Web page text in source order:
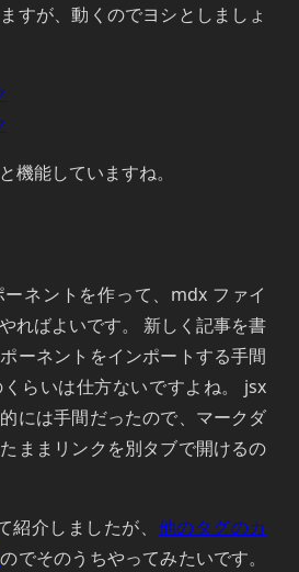
すが、動くのでヨシとしましょ
機能していますね。
ネントを作って、mdx ファイ
ればよいです。 新しく記事を書
ーネントをインポートする手間
らいは仕方ないですよね。 jsx
には手間だったので、マークダ
ままリンクを別タブで開けるの
紹介しましたが、 他のタグのカ
のでそのうちやってみたいです。